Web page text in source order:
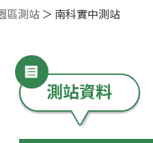
區測站 南科實中測站
測站資料